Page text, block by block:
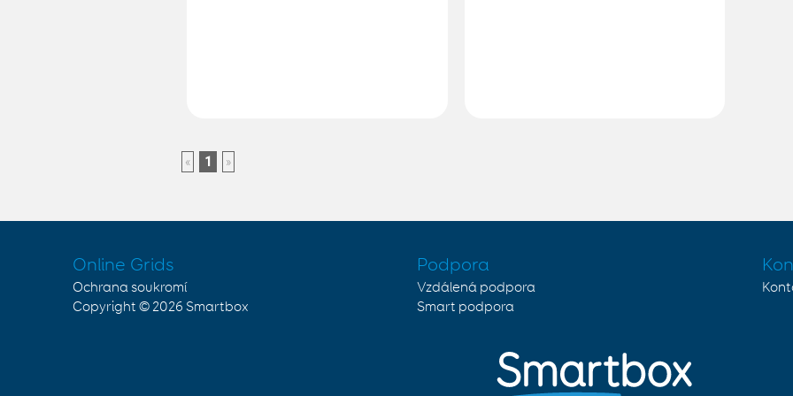
« 1 »
Online Grids
Ochrana soukromí
Copyright © 2026 Smartbox
Podpora
Vzdálená podpora
Smart podpora